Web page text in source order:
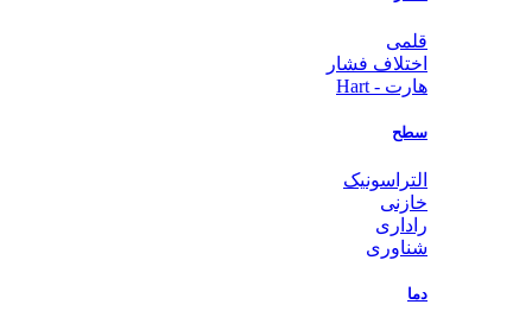
قلمی
اختلاف فشار
هارت - Hart
سطح
التراسونیک
خازنی
راداری
شناوری
دما